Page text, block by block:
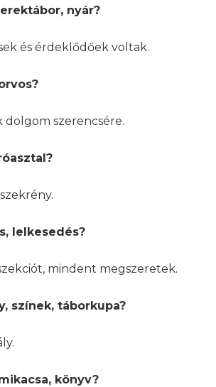
nyár?
és érdeklődőek voltak.
szerencsére.
lelkesedés?
mindent megszeretek.
színek, táborkupa?
könyv?